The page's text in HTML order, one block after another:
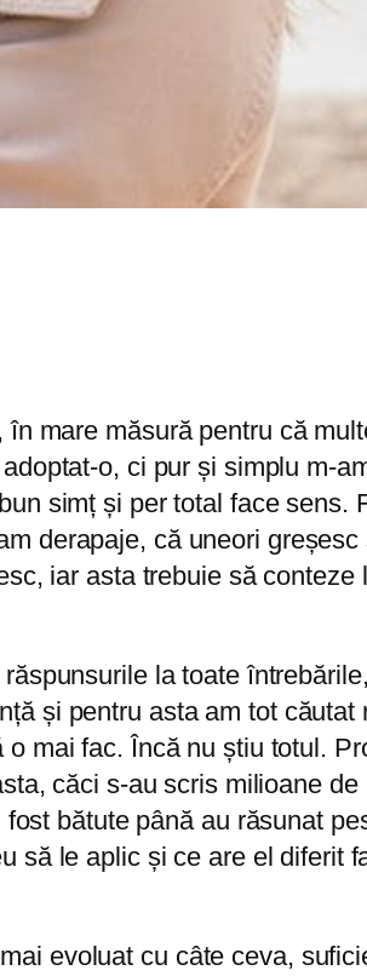
mare măsură pentru că
o, ci pur și simplu m-
simț și per total face sens.
derapaje, că uneori
iar asta trebuie să conteze
la toate
și pentru asta am tot căutat
mai fac. Încă nu știu totul.
căci s-au scris milioane
bătute până au răsunat
să le aplic și ce are el diferit
evoluat cu câte ceva,